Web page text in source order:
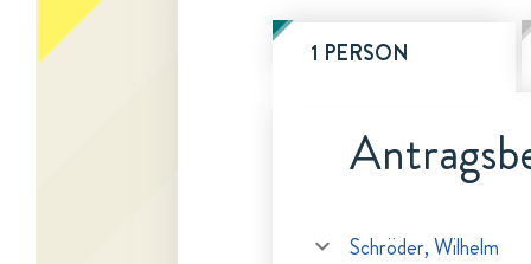
1 PERSON
Schröder, Wilhelm